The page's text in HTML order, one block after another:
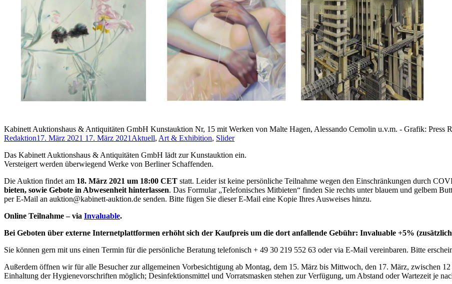
Kabinett Auktionshaus & Antiquitäten GmbH Kunstauktion Nr, 15 mit Werken von Malte Hagen, Alessando Cemolin u.v.m. - Grafik: Press
Redaktion17. März 2021 17. März 2021 Aktuell, Art & Exhibition, Slider
Das Kabinett Auktionshaus & Antiquitäten GmbH lädt zur Kunstauktion ein.
Versteigert werden überwiegend Werke von Berliner Schaffenden.
Die Auktion findet am 18. März 2021 um 18:00 CET statt. Leider ist keine persönliche Teilnahme wegen den Einschränkungen durch
bieten, sowie Gebote in Abwesenheit hinterlassen. Das Formular „Telefonisches Mitbieten“ finden Sie rechts unter blauem und gelbem
per E-Mail an auktion@kabinett-auktion.de senden. Bitte fügen Sie dieser E-Mail eine Kopie Ihres Ausweises hinzu.
Online Teilnahme – via Invaluable.
Bei Geboten über externe Internetplattformen erhöht sich der Kaufpreis um die dort anfallende Gebühr: Invaluable +5%
Sie können gern mit uns einen Termin für die persönliche Beratung telefonisch + 49 30 219 552 63 oder via E-Mail vereinbaren. Bitte
Außerdem öffnen wir für alle Besucher zur allgemeinen Vorbesichtigung ab Montag, dem 15. März bis Mittwoch, den 17. März, zwischen
Einhaltung der Hygienevorschriften möglich; Desinfektionsmittel und Vorratsmasken stehen zur Verfügung, um Abstand oder Wartezeit je